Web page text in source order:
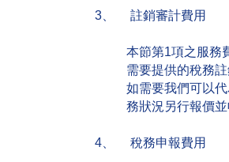
3、 註銷審計費用
本節第1項之服務
需要提供的稅務
如需要我們可以
務狀況另行報價
4、 稅務申報費用